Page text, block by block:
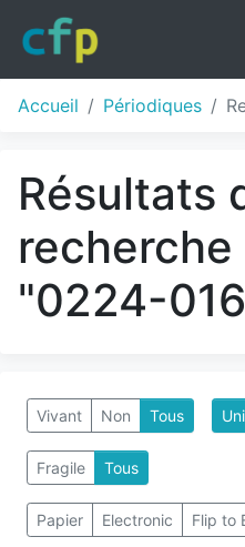
Accueil Périodiques
Résultats
"0224-
Vivant Non Tous
Fragile Tous
Papier Electronic Flip to